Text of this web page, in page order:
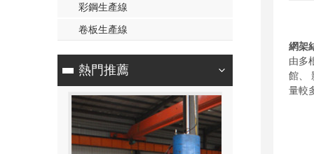
彩鋼生產線
卷板生產線
熱門推薦
網架
由多
館、
量較